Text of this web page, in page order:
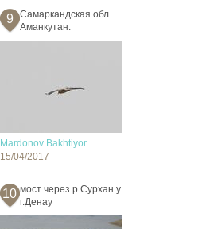
9
Самаркандская обл.
Аманкутан.
Mardonov Bakhtiyor
15/04/2017
10 мост через р.Сурхан у
г.Денау